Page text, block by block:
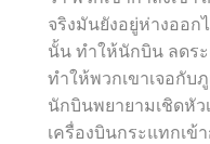
จริงมันยังอยู่ห่างออก
นั้น ทำให้นักบิน ลดร
ทำให้พวกเขาเจอกับ
นักบินพยายามเชิดหั
เครื่องบินกระแทกเข้